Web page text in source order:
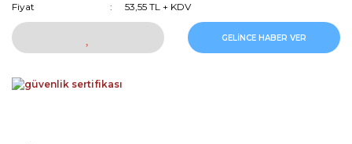
Fiyat
53,55 TL + KDV
GELİNCE HABER VER